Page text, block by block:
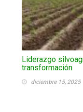
Liderazgo
transformación
diciembre 15, 2025